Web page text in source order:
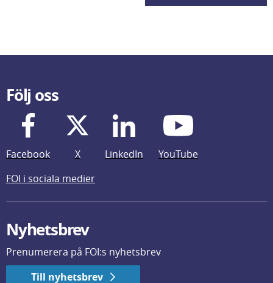
Följ oss
Facebook X LinkedIn
YouTube
FOI i sociala medier
Nyhetsbrev
Prenumerera på FOI:s nyhetsbrev
Till nyhetsbrev